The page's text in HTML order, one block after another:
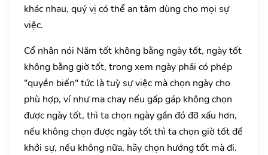
khác nhau, quý vị có thể an tâm dùng cho mọi sự
việc.
Cổ nhân nói Năm tốt không bằng ngày tốt, ngày tốt
không bằng giờ tốt, trong xem ngày phải có phép
"quyền biến" tức là tuỳ sự việc mà chọn ngày cho
phù hợp, ví như ma chay nếu gấp gáp không chọn
được ngày tốt, thì ta chọn ngày gần đó đỡ xấu hơn,
nếu không chọn được ngày tốt thì ta chọn giờ tốt để
khởi sự, nếu không nữa, hãy chọn hướng tốt mà đi.